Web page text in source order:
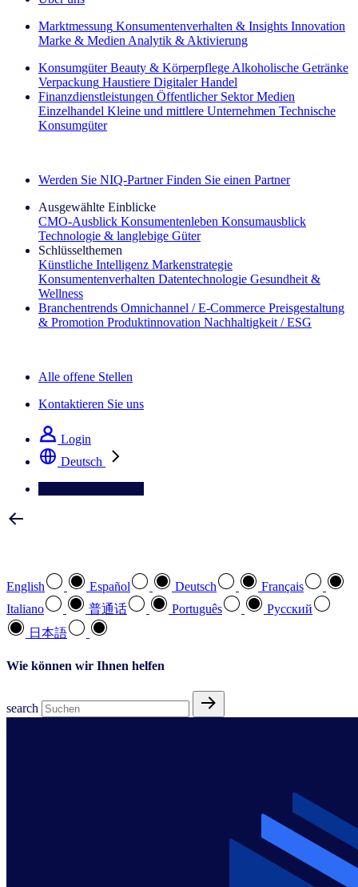
Marktmessung Konsumentenverhalten & Insights Innovation
Marke & Medien Analytik & Aktivierung
Konsumgüter Beauty & Körperpflege Alkoholische Getränke
Verpackung Haustiere Digitaler Handel
Finanzdienstleistungen Öffentlicher Sektor Medien
Einzelhandel Kleine und mittlere Unternehmen Technische
Konsumgüter
Werden Sie NIQ-Partner Finden Sie einen Partner
Ausgewählte Einblicke
CMO‑Ausblick Konsumentenleben Konsumausblick
Technologie & langlebige Güter
Schlüsselthemen
Künstliche Intelligenz Markenstrategie
Konsumentenverhalten Datentechnologie Gesundheit &
Wellness
Branchentrends Omnichannel / E‑Commerce Preisgestaltung
& Promotion Produktinnovation Nachhaltigkeit / ESG
Alle offene Stellen
Kontaktieren Sie uns
Login
Deutsch
English Español Deutsch
Français
Italiano
普通话 Português
Pусский
日本語
Wie können wir Ihnen helfen
search